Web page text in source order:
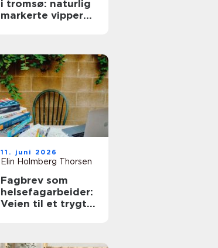
i tromsø: naturlig
markerte vipper
11. juni 2026
Elin Holmberg Thorsen
Fagbrev som
helsefagarbeider:
Veien til et trygt